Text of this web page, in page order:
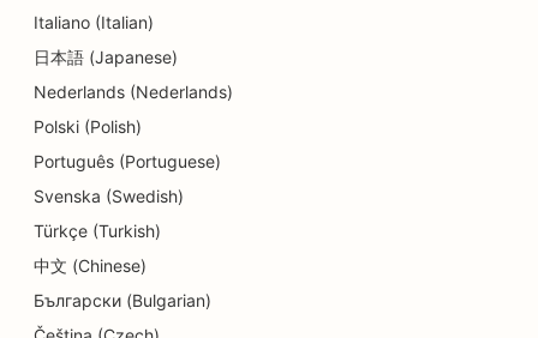
Italiano (Italian)
日本語 (Japanese)
Nederlands (Nederlands)
Polski (Polish)
Português (Portuguese)
Svenska (Swedish)
Türkçe (Turkish)
中文 (Chinese)
Български (Bulgarian)